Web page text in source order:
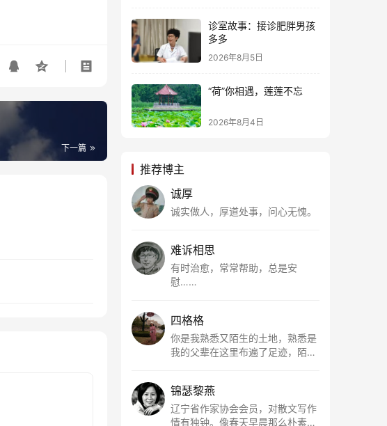
下一篇
诊室故事：接诊肥胖男孩
多多
2026年8月5日
“荷”你相遇，莲莲不忘
2026年8月4日
推荐博主
诚厚
诚实做人，厚道处事，问心无愧。
难诉相思
有时治愈，常常帮助，总是安
慰……
四格格
你是我熟悉又陌生的土地，熟悉是
我的父辈在这里布遍了足迹，陌生
根所在，我用文字慢慢认识你、慢
慢熟悉你。
锦瑟黎燕
辽宁省作家协会会员，对散文写作
情有独钟。像春天早晨那么朴素，